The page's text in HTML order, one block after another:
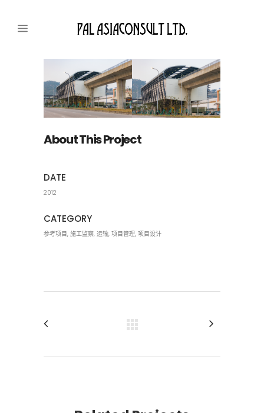
About This Project
DATE
2012
CATEGORY
参考项目, 施工监察, 运输, 项目管理, 项目设计